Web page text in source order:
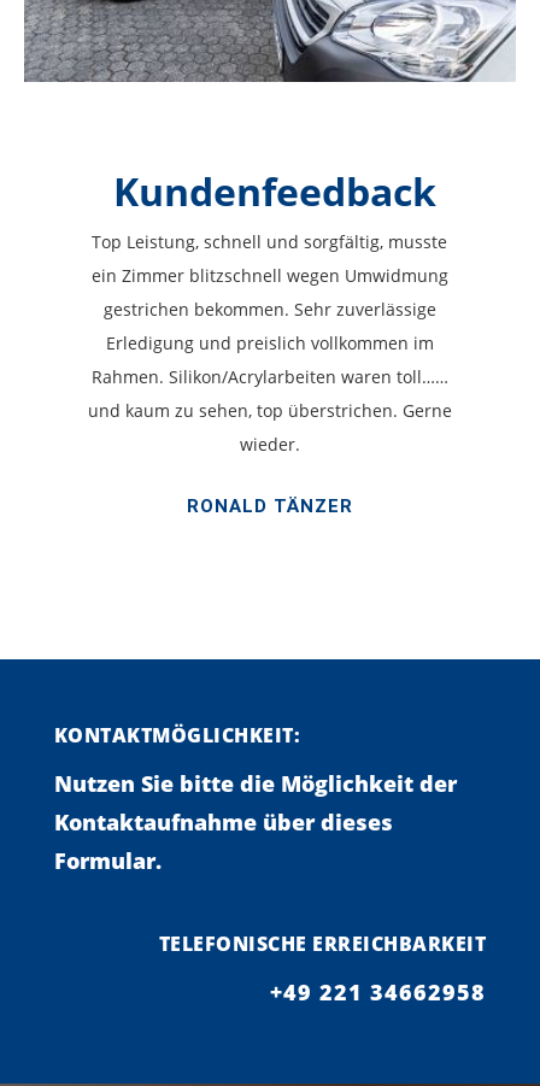
Kundenfeedback
Top Leistung, schnell und sorgfältig, musste
ein Zimmer blitzschnell wegen Umwidmung
gestrichen bekommen. Sehr zuverlässige
Erledigung und preislich vollkommen im
Rahmen. Silikon/Acrylarbeiten waren toll……
und kaum zu sehen, top überstrichen. Gerne
wieder.
RONALD TÄNZER
KONTAKTMÖGLICHKEIT:
Nutzen Sie bitte die Möglichkeit der
Kontaktaufnahme über dieses
Formular.
TELEFONISCHE ERREICHBARKEIT
+49 221 34662958